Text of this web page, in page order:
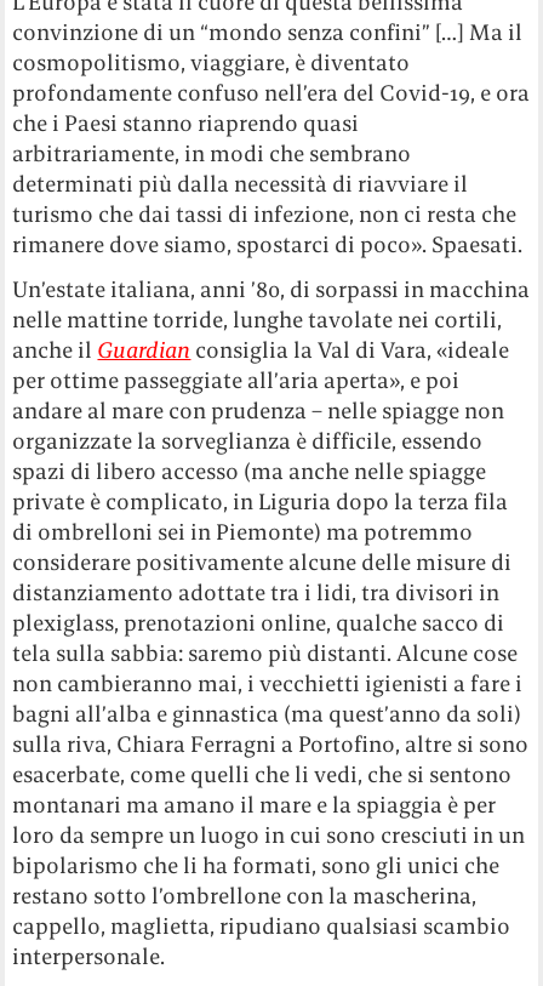
convinzione di un “mondo senza confini” […] Ma il
cosmopolitismo, viaggiare, è diventato
profondamente confuso nell’era del Covid-19, e ora
che i Paesi stanno riaprendo quasi
arbitrariamente, in modi che sembrano
determinati più dalla necessità di riavviare il
turismo che dai tassi di infezione, non ci resta che
rimanere dove siamo, spostarci di poco». Spaesati.
Un’estate italiana, anni ’80, di sorpassi in macchina
nelle mattine torride, lunghe tavolate nei cortili,
anche il Guardian consiglia la Val di Vara, «ideale
per ottime passeggiate all’aria aperta», e poi
andare al mare con prudenza – nelle spiagge non
organizzate la sorveglianza è difficile, essendo
spazi di libero accesso (ma anche nelle spiagge
private è complicato, in Liguria dopo la terza fila
di ombrelloni sei in Piemonte) ma potremmo
considerare positivamente alcune delle misure di
distanziamento adottate tra i lidi, tra divisori in
plexiglass, prenotazioni online, qualche sacco di
tela sulla sabbia: saremo più distanti. Alcune cose
non cambieranno mai, i vecchietti igienisti a fare i
bagni all’alba e ginnastica (ma quest’anno da soli)
sulla riva, Chiara Ferragni a Portofino, altre si sono
esacerbate, come quelli che li vedi, che si sentono
montanari ma amano il mare e la spiaggia è per
loro da sempre un luogo in cui sono cresciuti in un
bipolarismo che li ha formati, sono gli unici che
restano sotto l’ombrellone con la mascherina,
cappello, maglietta, ripudiano qualsiasi scambio
interpersonale.